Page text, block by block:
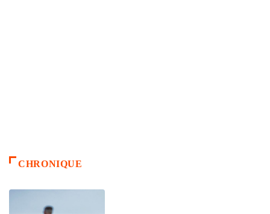
CHRONIQUE